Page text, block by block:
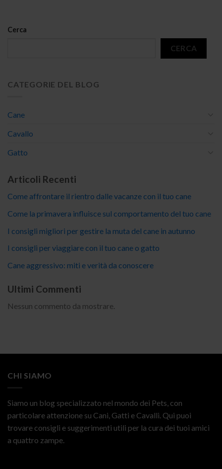
Cerca
CERCA
CATEGORIE DEL BLOG
Cane
Cavallo
Gatto
Articoli Recenti
Come affrontare il rientro dalle vacanze con il tuo cane
Come la primavera influisce sul comportamento del tuo cane
I consigli migliori per gestire la muta del cane in autunno
I consigli per viaggiare con il tuo cane o gatto
Cane aggressivo: miti e verità da conoscere
Ultimi Commenti
Nessun commento da mostrare.
CHI SIAMO
Siamo un blog specializzato nel mondo dei Pets, con
particolare attenzione su Cani, Gatti e Cavalli. Qui puoi
trovare consigli e suggerimenti utili per la cura dei tuoi amici
a quattro zampe.